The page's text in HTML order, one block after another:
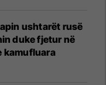
ushtarët rusë
duke fjetur në
kamufluara